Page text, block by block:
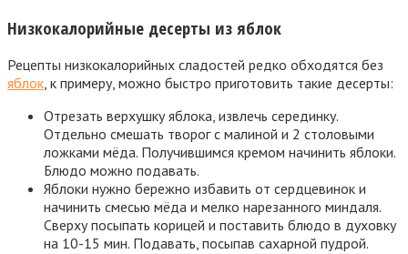
Низкокалорийные десерты из яблок
Рецепты низкокалорийных сладостей редко обходятся без
яблок, к примеру, можно быстро приготовить такие десерты:
Отрезать верхушку яблока, извлечь серединку.
Отдельно смешать творог с малиной и 2 столовыми
ложками мёда. Получившимся кремом начинить яблоки.
Блюдо можно подавать.
Яблоки нужно бережно избавить от сердцевинок и
начинить смесью мёда и мелко нарезанного миндаля.
Сверху посыпать корицей и поставить блюдо в духовку
на 10-15 мин. Подавать, посыпав сахарной пудрой.